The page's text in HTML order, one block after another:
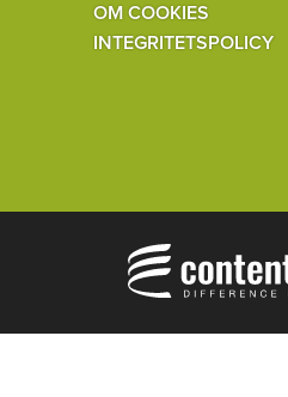
OM COOKIES
INTEGRITETSPOLICY